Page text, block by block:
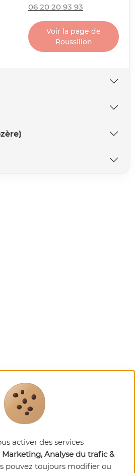
06 20 20 93 93
Voir la page de
Roussillon
activer des services
Marketing, Analyse du trafic &
pouvez toujours modifier ou